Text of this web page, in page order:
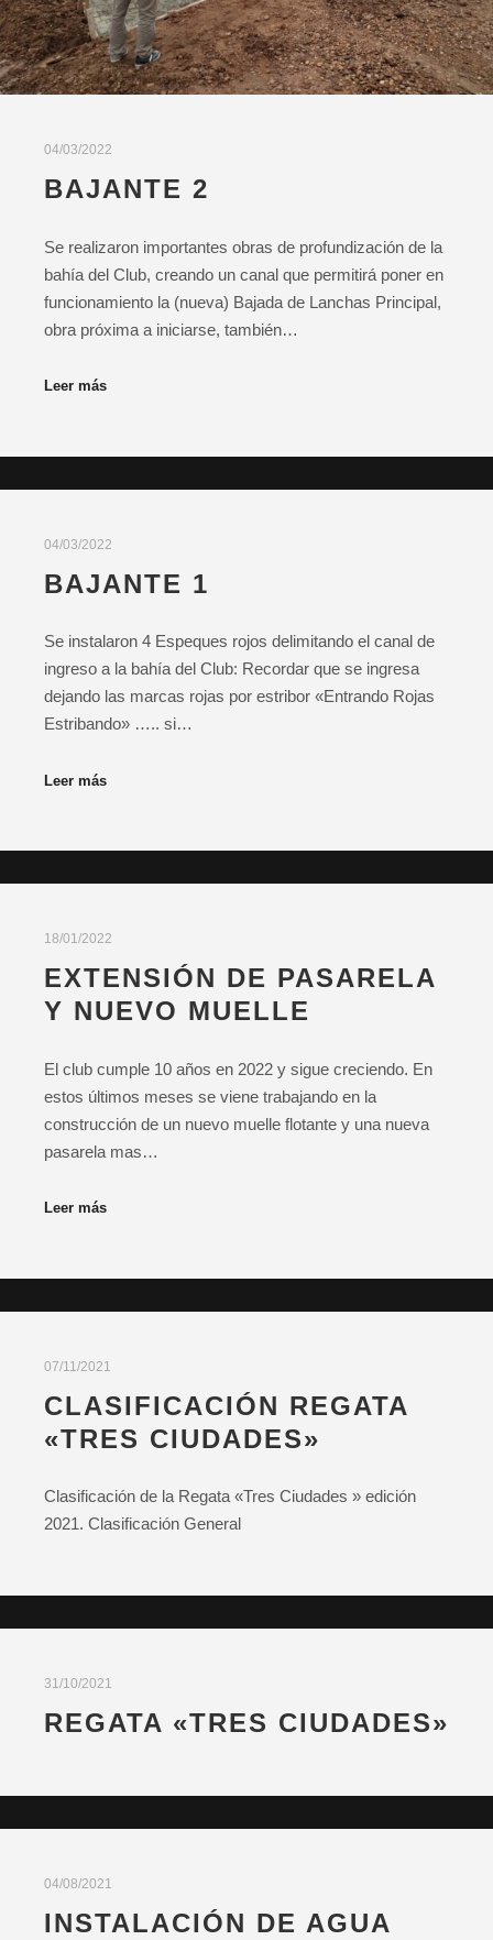
04/03/2022
BAJANTE 2
Se realizaron importantes obras de profundización de la
bahía del Club, creando un canal que permitirá poner en
funcionamiento la (nueva) Bajada de Lanchas Principal,
obra próxima a iniciarse, también…
Leer más
04/03/2022
BAJANTE 1
Se instalaron 4 Espeques rojos delimitando el canal de
ingreso a la bahía del Club: Recordar que se ingresa
dejando las marcas rojas por estribor «Entrando Rojas
Estribando» ….. si…
Leer más
18/01/2022
EXTENSIÓN DE PASARELA
Y NUEVO MUELLE
El club cumple 10 años en 2022 y sigue creciendo. En
estos últimos meses se viene trabajando en la
construcción de un nuevo muelle flotante y una nueva
pasarela mas…
Leer más
07/11/2021
CLASIFICACIÓN REGATA
«TRES CIUDADES»
Clasificación de la Regata «Tres Ciudades » edición
2021. Clasificación General
31/10/2021
REGATA «TRES CIUDADES»
04/08/2021
INSTALACIÓN DE AGUA